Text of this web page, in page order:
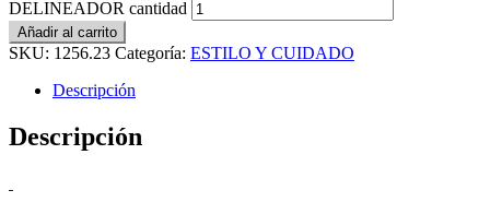
DELINEADOR cantidad
Añadir al carrito
SKU: 1256.23 Categoría: ESTILO Y CUIDADO
Descripción
Descripción